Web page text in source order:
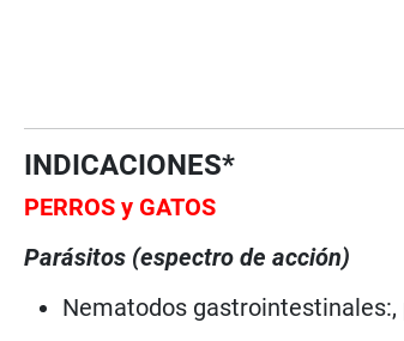
INDICACIONES*
PERROS y GATOS
Parásitos (espectro de acción)
Nematodos gastrointestinales:,